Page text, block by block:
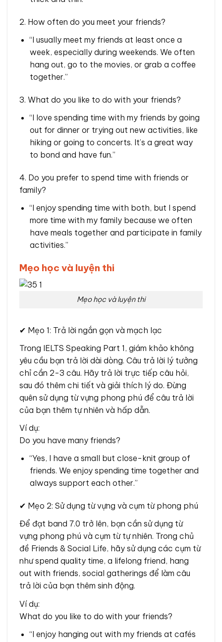
2. How often do you meet your friends?
“I usually meet my friends at least once a
week, especially during weekends. We often
hang out, go to the movies, or grab a coffee
together.”
3. What do you like to do with your friends?
“I love spending time with my friends by going
out for dinner or trying out new activities, like
hiking or going to concerts. It’s a great way
to bond and have fun.”
4. Do you prefer to spend time with friends or
family?
“I enjoy spending time with both, but I spend
more time with my family because we often
have meals together and participate in family
activities.”
Mẹo học và luyện thi
Mẹo học và luyện thi
✔ Mẹo 1: Trả lời ngắn gọn và mạch lạc
Trong IELTS Speaking Part 1, giám khảo không
yêu cầu bạn trả lời dài dòng. Câu trả lời lý tưởng
chỉ cần 2-3 câu. Hãy trả lời trực tiếp câu hỏi,
sau đó thêm chi tiết và giải thích lý do. Đừng
quên sử dụng từ vựng phong phú để câu trả lời
của bạn thêm tự nhiên và hấp dẫn.
Ví dụ:
Do you have many friends?
“Yes, I have a small but close-knit group of
friends. We enjoy spending time together and
always support each other.”
✔ Mẹo 2: Sử dụng từ vựng và cụm từ phong phú
Để đạt band 7.0 trở lên, bạn cần sử dụng từ
vựng phong phú và cụm từ tự nhiên. Trong chủ
đề Friends & Social Life, hãy sử dụng các cụm từ
như spend quality time, a lifelong friend, hang
out with friends, social gatherings để làm câu
trả lời của bạn thêm sinh động.
Ví dụ:
What do you like to do with your friends?
“I enjoy hanging out with my friends at cafés